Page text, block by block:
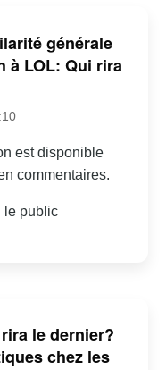
générale
à LOL: Qui rira
est disponible
commentaires.
le public
le dernier?
chez les